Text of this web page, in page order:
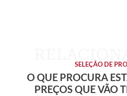
SELEÇÃO DE
O QUE PROCURA
PREÇOS QUE VÃO